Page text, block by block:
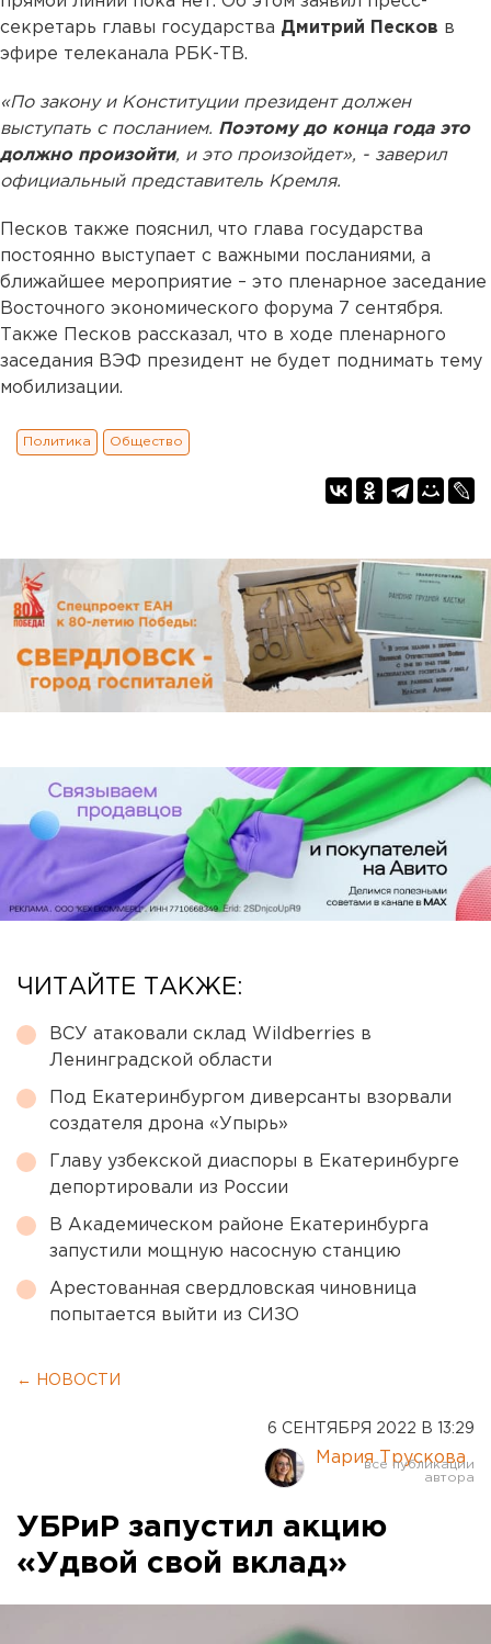
секретарь главы государства Дмитрий Песков в
эфире телеканала РБК-ТВ.
«По закону и Конституции президент должен
выступать с посланием. Поэтому до конца года это
должно произойти, и это произойдет», - заверил
официальный представитель Кремля.
Песков также пояснил, что глава государства
постоянно выступает с важными посланиями, а
ближайшее мероприятие – это пленарное заседание
Восточного экономического форума 7 сентября.
Также Песков рассказал, что в ходе пленарного
заседания ВЭФ президент не будет поднимать тему
мобилизации.
Политика Общество
ЧИТАЙТЕ ТАКЖЕ:
ВСУ атаковали склад Wildberries в
Ленинградской области
Под Екатеринбургом диверсанты взорвали
создателя дрона «Упырь»
Главу узбекской диаспоры в Екатеринбурге
депортировали из России
В Академическом районе Екатеринбурга
запустили мощную насосную станцию
Арестованная свердловская чиновница
попытается выйти из СИЗО
← НОВОСТИ
6 СЕНТЯБРЯ 2022 В 13:29
Мария Трускова
УБРиР запустил акцию
«Удвой свой вклад»